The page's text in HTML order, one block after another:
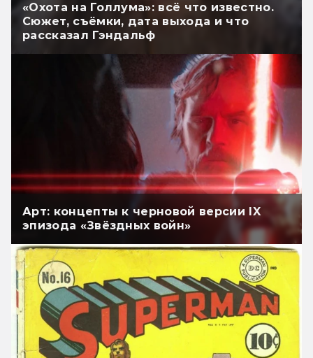
«Охота на Голлума»: всё что известно.
Сюжет, съёмки, дата выхода и что
рассказал Гэндальф
Арт: концепты к черновой версии IX
эпизода «Звёздных войн»